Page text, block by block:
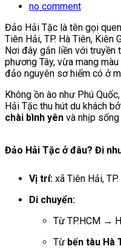
no comment
Đảo Hải Tặc là tên gọi
Tiên Hải, TP. Hà Tiên, Kiên
Nơi đây gắn liền với truyền
phương Tây, vừa mang
đảo nguyên sơ hiếm có ở
Không ồn ào như Phú
Hải Tặc thu hút du khách
chài bình yên và nhịp sống
Đảo Hải Tặc ở đâu? Đi
Vị trí: xã Tiên Hải,
Di chuyển:
Từ TP.HCM →
Từ bến tàu Hà